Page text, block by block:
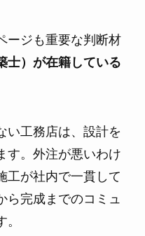
ージも重要な判断材
士）が在籍している
い工務店は、設計を
す。外注が悪いわけ
工が社内で一貫して
ら完成までのコミュ